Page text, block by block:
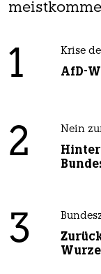
1 Krise
AfD-
2 Nein
3